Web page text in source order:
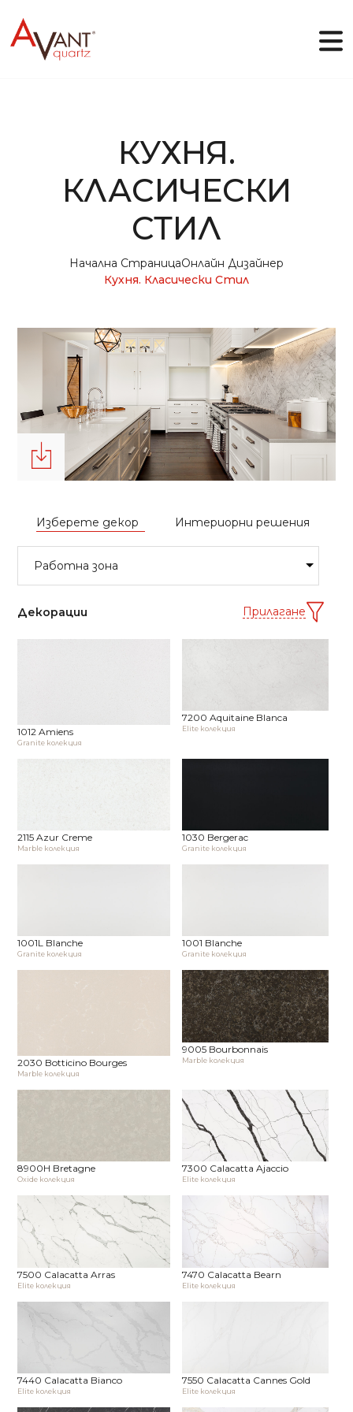
Колекции
Онлайн дизайнер
Галерия
Блог
Файлове
Контакти
КУХНЯ.
КЛАСИЧЕСКИ
СТИЛ
Начална СтраницаОнлайн Дизайнер
Кухня. Класически Стил
Изберете декор Интериорни решения
Декорации Прилагане
1012 Amiens
Granite колекция
7200 Aquitaine Blanca
Elite колекция
2115 Azur Creme
Marble колекция
1030 Bergerac
Granite колекция
1001L Blanche
Granite колекция
1001 Blanche
Granite колекция
2030 Botticino Bourges
Marble колекция
9005 Bourbonnais
Marble колекция
8900H Bretagne
Oxide колекция
7300 Calacatta Ajaccio
Elite колекция
7500 Calacatta Arras
Elite колекция
7470 Calacatta Bearn
Elite колекция
7440 Calacatta Bianco
Elite колекция
7550 Calacatta Cannes Gold
Elite колекция